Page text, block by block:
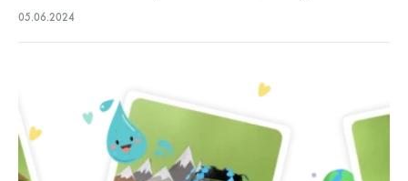
jõest ja sellest, kuidas see puhastatakse, tutvustab lastele vee
05.06.2024